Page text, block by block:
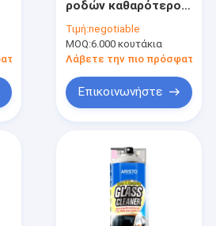
αυτοκινήτων
προσοχής
τιμή
ροδών καθαρότερος
ψεκασμού ARISTO
αυτοκινήτων
καθαρίζοντας
Τιμή:negotiable
MOQ:6.000 κουτάκια
Λάβετε την πιο πρόσφατη
Επικοινωνήστε